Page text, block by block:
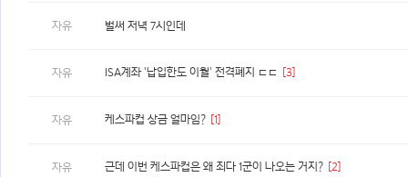
자유 벌써 저녁 7시인데
자유 ISA계좌 '납입한도 이월' 전격폐지 ㄷㄷ [3]
자유 케스파컵 상금 얼마임? [1]
자유 근데 이번 케스파컵은 왜 죄다 1군이 나오는 거지? [2]